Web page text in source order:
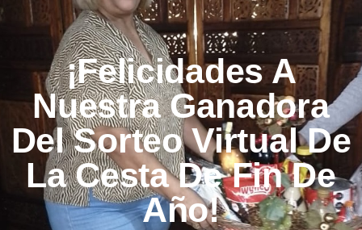
¡Felicidades A
Nuestra Ganadora
Del Sorteo Virtual De
La Cesta De Fin De
Año!